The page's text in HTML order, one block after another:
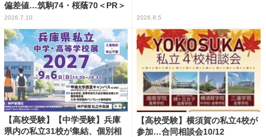
偏差値…筑駒74・桜蔭70＜PR＞
2026.7.10 2026.8.5
【高校受験】【中学受験】兵庫
県内の私立31校が集結、個別相
【高校受験】横須賀の私立4校が
参加…合同相談会10/12